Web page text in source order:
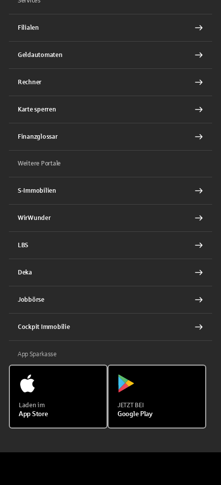
Filialen
Geldautomaten
Rechner
Karte sperren
Finanzglossar
Weitere Portale
S-Immobilien
WirWunder
LBS
Deka
Jobbörse
Cockpit Immobilie
App Sparkasse
Laden im
App Store
JETZT BEI
Google Play